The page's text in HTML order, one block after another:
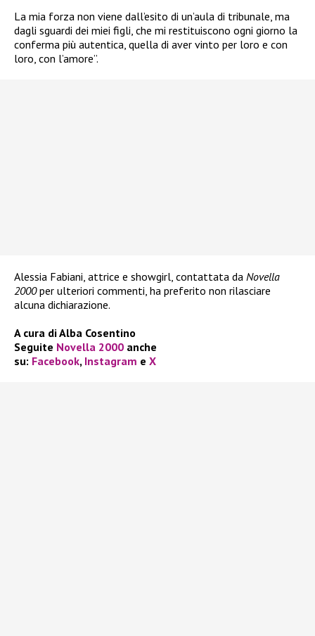
La mia forza non viene dall’esito di un’aula di tribunale, ma
dagli sguardi dei miei figli, che mi restituiscono ogni giorno la
conferma più autentica, quella di aver vinto per loro e con
loro, con l’amore”.
Alessia Fabiani, attrice e showgirl, contattata da Novella
2000per ulteriori commenti, ha preferito non rilasciare
alcuna dichiarazione.
A cura di Alba Cosentino
Seguite Novella 2000 anche
su: Facebook, Instagram e X